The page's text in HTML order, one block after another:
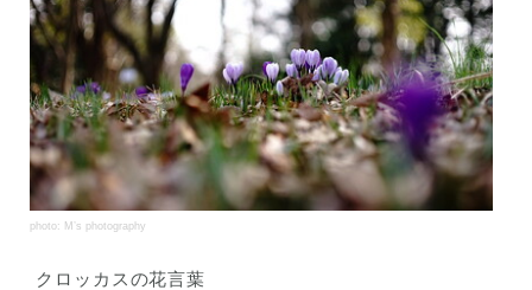
photo: M’s photography
クロッカスの花言葉